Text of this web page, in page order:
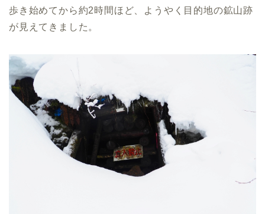
歩き始めてから約2時間ほど、ようやく目的地の鉱山跡
が見えてきました。